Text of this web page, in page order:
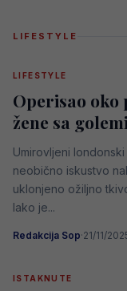
LIFESTYLE
LIFESTYLE
Operisao oko
žene sa
Umirovljeni
neobično iskustvo
uklonjeno ožiljno
Iako je...
Redakcija Sop·21/11/
ISTAKNUTE